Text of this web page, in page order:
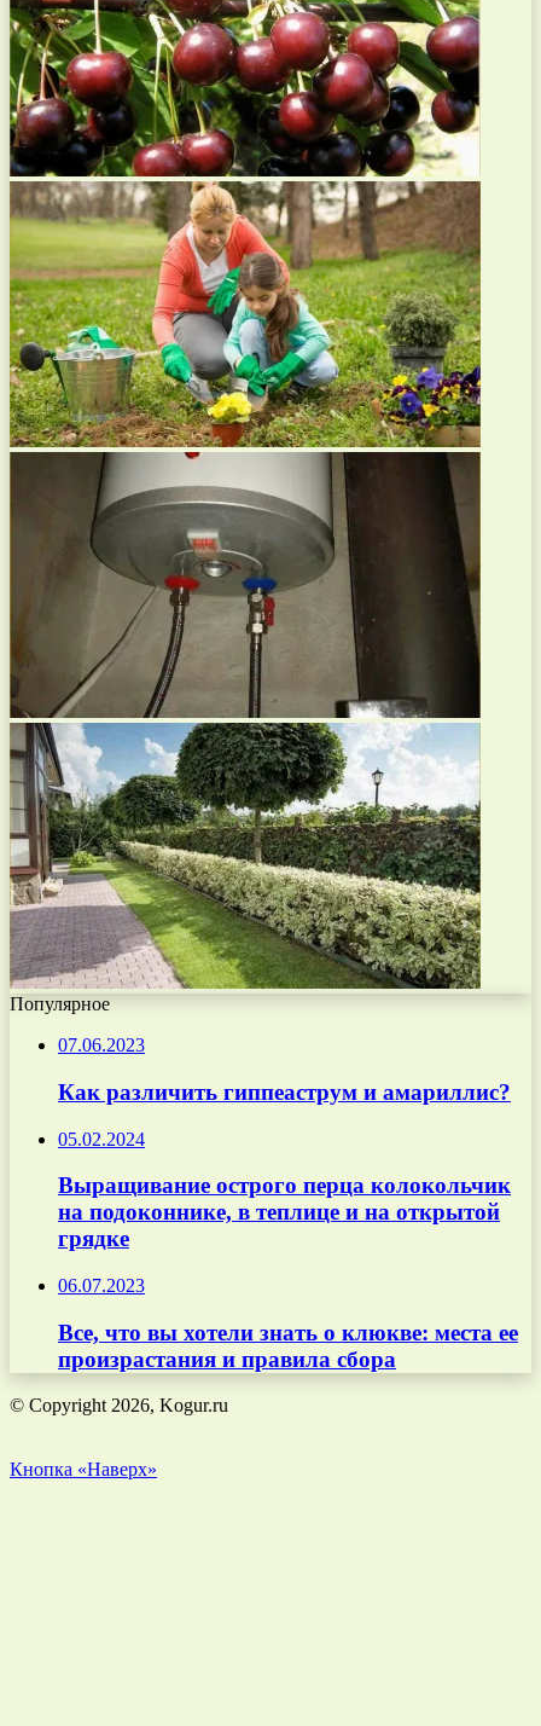
Популярное
07.06.2023
Как различить гиппеаструм и амариллис?
05.02.2024
Выращивание острого перца колокольчик
на подоконнике, в теплице и на открытой
грядке
06.07.2023
Все, что вы хотели знать о клюкве: места ее
произрастания и правила сбора
© Copyright 2026, Kogur.ru
Кнопка «Наверх»